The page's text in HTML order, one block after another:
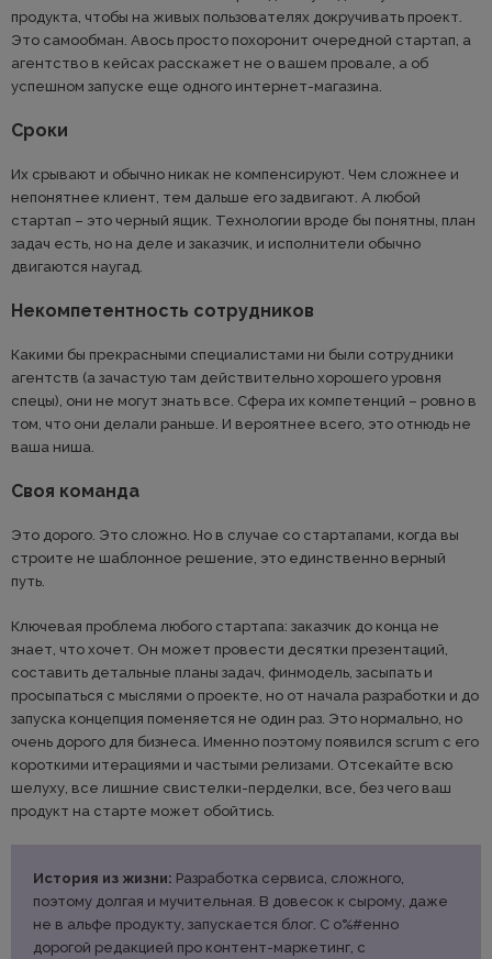
продукта, чтобы на живых пользователях докручивать проект.
Это самообман. Авось просто похоронит очередной стартап, а
агентство в кейсах расскажет не о вашем провале, а об
успешном запуске еще одного интернет-магазина.
Сроки
Их срывают и обычно никак не компенсируют. Чем сложнее и
непонятнее клиент, тем дальше его задвигают. А любой
стартап – это черный ящик. Технологии вроде бы понятны, план
задач есть, но на деле и заказчик, и исполнители обычно
двигаются наугад.
Некомпетентность сотрудников
Какими бы прекрасными специалистами ни были сотрудники
агентств (а зачастую там действительно хорошего уровня
спецы), они не могут знать все. Сфера их компетенций – ровно в
том, что они делали раньше. И вероятнее всего, это отнюдь не
ваша ниша.
Своя команда
Это дорого. Это сложно. Но в случае со стартапами, когда вы
строите не шаблонное решение, это единственно верный
путь.
Ключевая проблема любого стартапа: заказчик до конца не
знает, что хочет. Он может провести десятки презентаций,
составить детальные планы задач, финмодель, засыпать и
просыпаться с мыслями о проекте, но от начала разработки и до
запуска концепция поменяется не один раз. Это нормально, но
очень дорого для бизнеса. Именно поэтому появился scrum с его
короткими итерациями и частыми релизами. Отсекайте всю
шелуху, все лишние свистелки-перделки, все, без чего ваш
продукт на старте может обойтись.
История из жизни: Разработка сервиса, сложного,
поэтому долгая и мучительная. В довесок к сырому, даже
не в альфе продукту, запускается блог. С о%#енно
дорогой редакцией про контент-маркетинг, с